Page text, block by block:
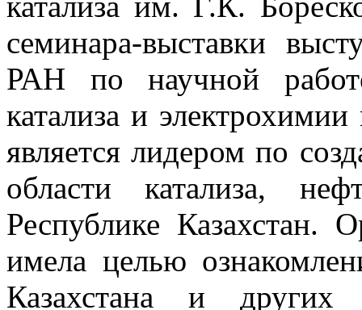
семинара-выставки
РАН по научной
катализа и
является лидером по
области катализа,
Республике Казахстан.
имела целью
Казахстана и